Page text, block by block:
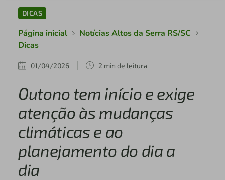
DICAS
Página inicial
Notícias Altos da Serra RS/SC
Dicas
01/04/2026 2 min de leitura
Outono tem início e exige
atenção às mudanças
climáticas e ao
planejamento do dia a
dia